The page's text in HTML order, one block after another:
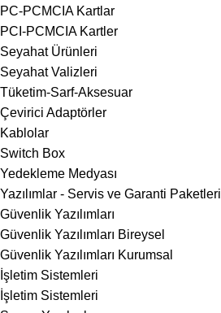
PC-PCMCIA Kartlar
PCI-PCMCIA Kartler
Seyahat Ürünleri
Seyahat Valizleri
Tüketim-Sarf-Aksesuar
Çevirici Adaptörler
Kablolar
Switch Box
Yedekleme Medyası
Yazılımlar - Servis ve Garanti Paketleri
Güvenlik Yazılımları
Güvenlik Yazılımları Bireysel
Güvenlik Yazılımları Kurumsal
İşletim Sistemleri
İşletim Sistemleri